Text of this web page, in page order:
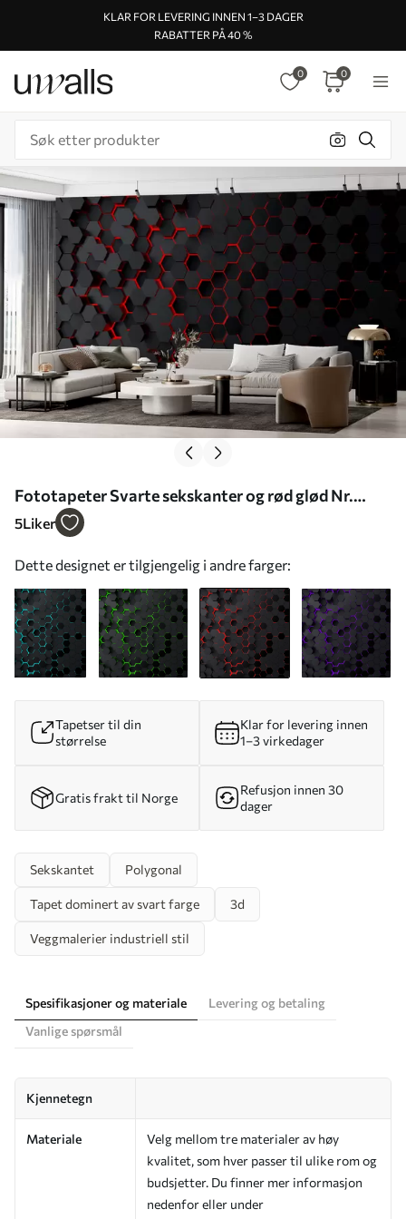
KLAR FOR LEVERING INNEN 1–3 DAGER
RABATTER PÅ 40 %
0 0
Fototapeter Svarte sekskanter og rød glød Nr.
u93618v2
5Liker
Dette designet er tilgjengelig i andre farger:
Tapetser til din
størrelse
Klar for levering innen
1–3 virkedager
Gratis frakt til Norge
Refusjon innen 30
dager
Sekskantet Polygonal
Tapet dominert av svart farge 3d
Veggmalerier industriell stil
Spesifikasjoner og materiale
Levering og betaling
Vanlige spørsmål
Kjennetegn
Materiale
Velg mellom tre materialer av høy
kvalitet, som hver passer til ulike rom og
budsjetter. Du finner mer informasjon
nedenfor eller under